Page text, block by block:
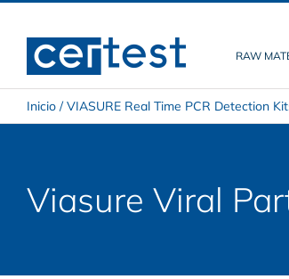
content
RAW
Inicio/VIASURE Real Time PCR Detection
Viasure Viral